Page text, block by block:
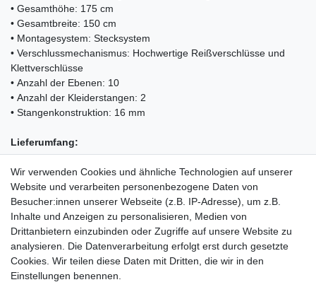
• Gesamthöhe: 175 cm
• Gesamtbreite: 150 cm
• Montagesystem: Stecksystem
• Verschlussmechanismus: Hochwertige Reißverschlüsse und
Klettverschlüsse
• Anzahl der Ebenen: 10
• Anzahl der Kleiderstangen: 2
• Stangenkonstruktion: 16 mm
Lieferumfang:
• 1x Kleiderschrank KESSER
• 5x Kleiderbügel
• 1x Montageanleitung
Einkaufen
Zahlungsarten
Wir verwenden Cookies und ähnliche Technologien auf unserer
Website und verarbeiten personenbezogene Daten von
Besucher:innen unserer Webseite (z.B. IP-Adresse), um z.B.
Inhalte und Anzeigen zu personalisieren, Medien von
Drittanbietern einzubinden oder Zugriffe auf unsere Website zu
analysieren. Die Datenverarbeitung erfolgt erst durch gesetzte
Cookies. Wir teilen diese Daten mit Dritten, die wir in den
Einstellungen benennen.